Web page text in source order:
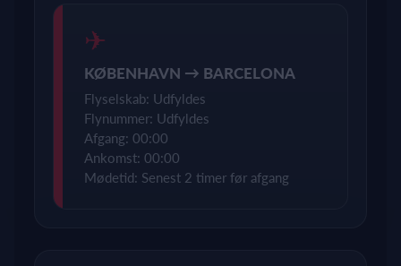
✈
KØBENHAVN → BARCELONA
Flyselskab: Udfyldes
Flynummer: Udfyldes
Afgang: 00:00
Ankomst: 00:00
Mødetid: Senest 2 timer før afgang